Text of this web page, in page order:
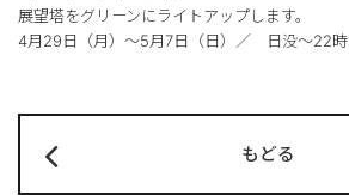
展望塔をグリーンにライトアップします。
4月29日（月）～5月7日（日）／ 日没～22時
もどる